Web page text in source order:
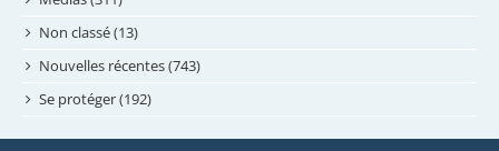
novembre 2023
octobre 2023
septembre 2023
Non classé (13)
Nouvelles récentes (743)
Se protéger (192)